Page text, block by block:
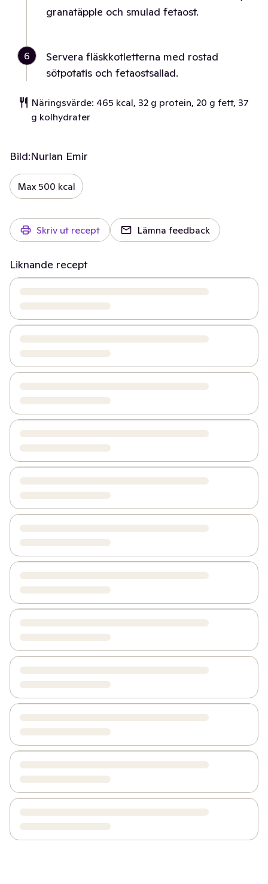
granatäpple och smulad fetaost.
6
Servera fläskkotletterna med rostad
sötpotatis och fetaostsallad.
Näringsvärde: 465 kcal, 32 g protein, 20 g fett, 37
g kolhydrater
Bild:Nurlan Emir
Max 500 kcal
Skriv ut recept Lämna feedback
Liknande recept